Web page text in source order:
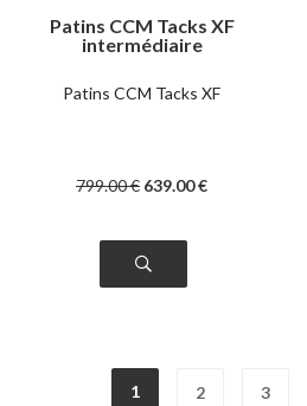
Patins CCM Tacks XF
intermédiaire
Patins CCM Tacks XF
799.00€ 639.00€
1 2 3